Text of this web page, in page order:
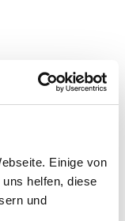
Einige von
helfen, diese
und